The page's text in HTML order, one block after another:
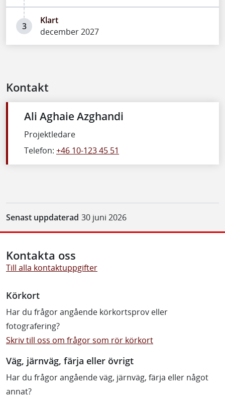
3
Klart
december 2027
Kontakt
Ali Aghaie Azghandi
Projektledare
Telefon: +46 10-123 45 51
Senast uppdaterad 30 juni 2026
Kontakta oss
Till alla kontaktuppgifter
Körkort
Har du frågor angående körkortsprov eller
fotografering?
Skriv till oss om frågor som rör körkort
Väg, järnväg, färja eller övrigt
Har du frågor angående väg, järnväg, färja eller något
annat?